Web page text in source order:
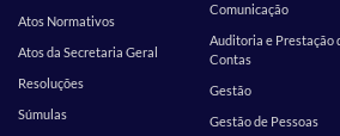
Atos Normativos
Atos da Secretaria Geral
Resoluções
Súmulas
Comunicação
Auditoria e Prestação
Contas
Gestão
Gestão de Pessoas